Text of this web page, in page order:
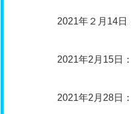
2021年２月14日：「
2021年2月15日：「
2021年2月28日：「